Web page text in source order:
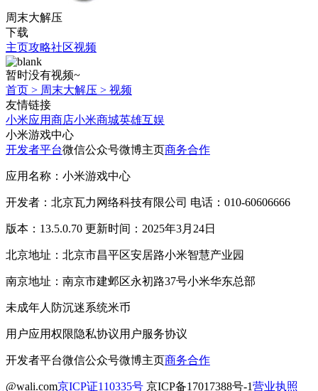
周末大解压
下载
主页攻略社区视频
暂时没有视频~
首页 > 周末大解压 > 视频
友情链接
小米应用商店小米商城英雄互娱
小米游戏中心
开发者平台微信公众号微博主页商务合作
应用名称：小米游戏中心
开发者：北京瓦力网络科技有限公司 电话：010-60606666
版本：13.5.0.70 更新时间：2025年3月24日
北京地址：北京市昌平区安居路小米智慧产业园
南京地址：南京市建邺区永初路37号小米华东总部
未成年人防沉迷系统米币
用户应用权限隐私协议用户服务协议
开发者平台微信公众号微博主页商务合作
@wali.com京ICP证110335号 京ICP备17017388号-1营业执照